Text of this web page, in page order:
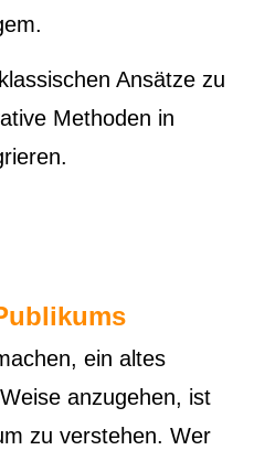
Ansätze zu
Methoden in
ein altes
anzugehen, ist
zu verstehen. Wer